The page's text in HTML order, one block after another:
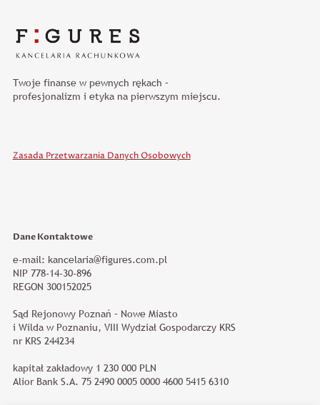
Twoje finanse w pewnych rękach –
profesjonalizm i etyka na pierwszym miejscu.
Zasada Przetwarzania Danych Osobowych
Dane Kontaktowe
e-mail: kancelaria@figures.com.pl
NIP 778-14-30-896
REGON 300152025
Sąd Rejonowy Poznań – Nowe Miasto
i Wilda w Poznaniu, VIII Wydział Gospodarczy KRS
nr KRS 244234
kapitał zakładowy 1 230 000 PLN
Alior Bank S.A. 75 2490 0005 0000 4600 5415 6310